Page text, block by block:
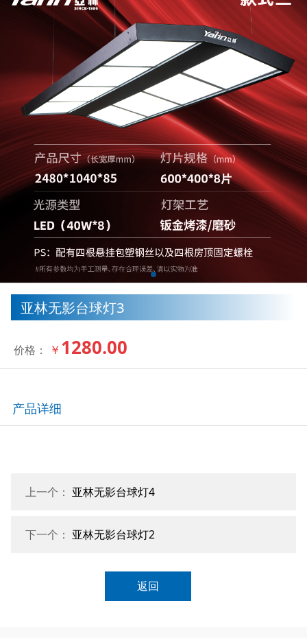
亚林无影台球灯3
价格： ￥ 1280.00
产品详细
上一个： 亚林无影台球灯4
下一个： 亚林无影台球灯2
返回